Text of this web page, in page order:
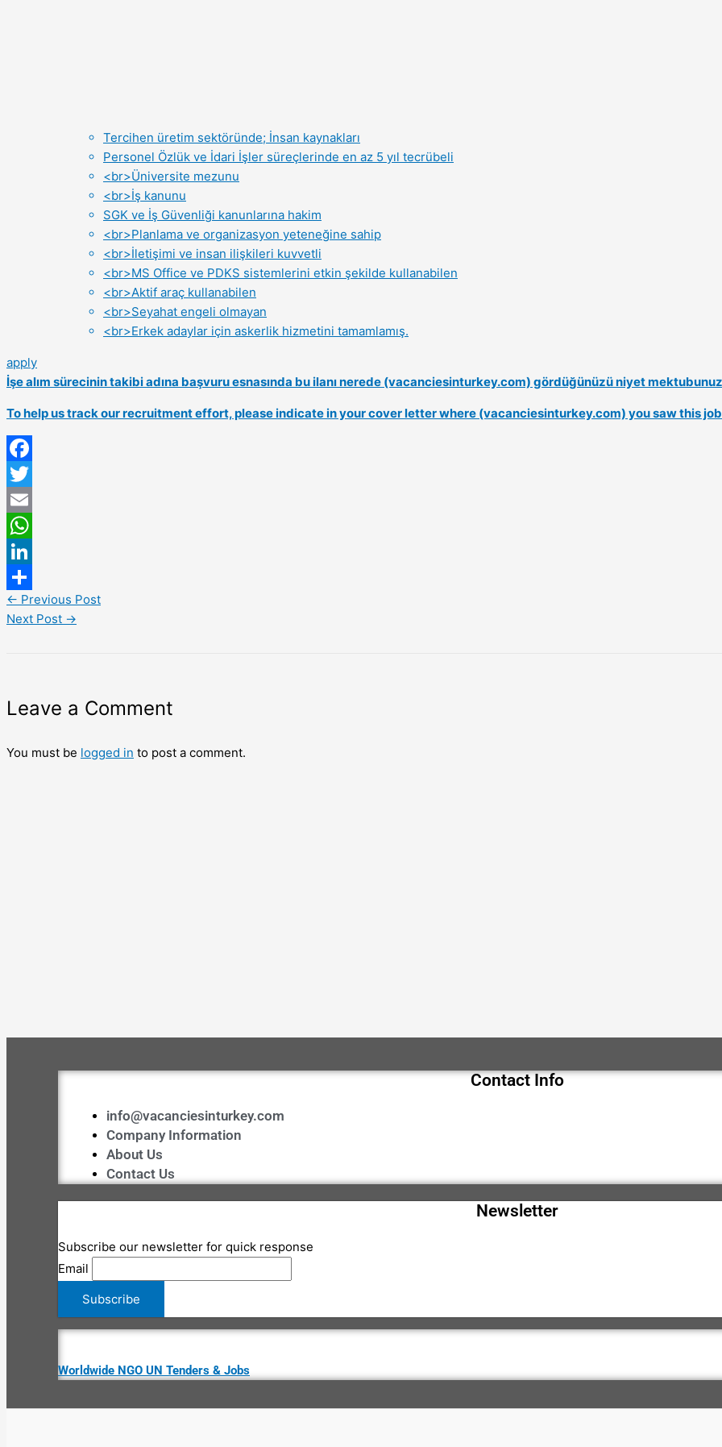
Tercihen üretim sektöründe; İnsan kaynakları
Personel Özlük ve İdari İşler süreçlerinde en az 5 yıl tecrübeli
<br>Üniversite mezunu
<br>İş kanunu
SGK ve İş Güvenliği kanunlarına hakim
<br>Planlama ve organizasyon yeteneğine sahip
<br>İletişimi ve insan ilişkileri kuvvetli
<br>MS Office ve PDKS sistemlerini etkin şekilde kullanabilen
<br>Aktif araç kullanabilen
<br>Seyahat engeli olmayan
<br>Erkek adaylar için askerlik hizmetini tamamlamış.
apply
İşe alım sürecinin takibi adına başvuru esnasında bu ilanı nerede (vacanciesinturkey.com) gördüğünüzü niyet
To help us track our recruitment effort, please indicate in your cover letter where (vacanciesinturkey.com) you saw this
Facebook
Twitter
Email
WhatsApp
LinkedIn
Share
← Previous Post
Next Post →
Leave a Comment
You must be logged in to post a comment.
Contact Info
info@vacanciesinturkey.com
Company Information
About Us
Contact Us
Newsletter
Subscribe our newsletter for quick response
Email
Worldwide NGO UN Tenders & Jobs